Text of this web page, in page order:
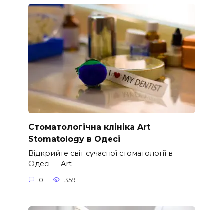
Стоматологічна клініка Art
Stomatology в Одесі
Відкрийте світ сучасної стоматології в
Одесі — Art
0 359